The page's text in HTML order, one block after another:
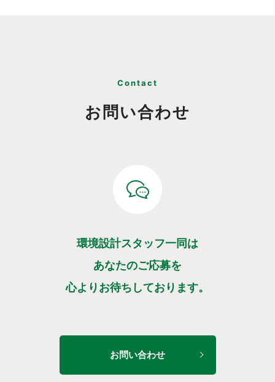
Contact
お問い合わせ
環境設計スタッフ一同は
あなたのご応募を
心よりお待ちしております。
お問い合わせ